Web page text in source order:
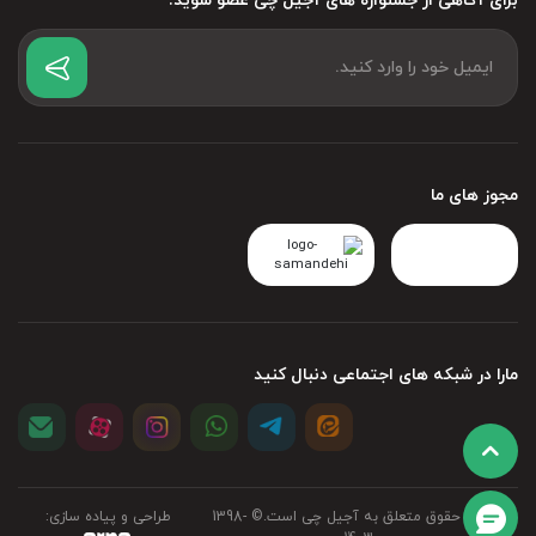
کیفیت فندق
: هرچه فندق درشت‌تر، تازه‌تر و یکنواخت‌تر باشد، قیمت فندق شور هم
بالاتر خواهد بود.
شرایط محیط و آب‌وهوا
و بر قیمت آن تأثیر بگذارد.
: استفاده از روش‌های اصولی در کاشت و برداشت،
فرآیندهای پس از برداشت: شیوه‌های خشک‌کردن، برشته‌کردن و بسته‌بندی استاندارد
می‌تواند ارزش و قیمت محصول را افزایش دهد.
میزان عرضه و تقاضا
فندق شور می‌شود.
مجوز های ما
مارا در شبکه های اجتماعی دنبال کنید
تمامی حقوق متعلق به آجیل چی است.©‏ 1398-
طراحی و پیاده سازی: